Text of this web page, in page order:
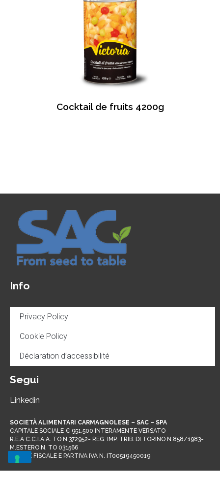
Cocktail de fruits 4200g
Info
Privacy Policy
Cookie Policy
Déclaration d’accessibilité
Segui
Linkedin
SOCIETÀ ALIMENTARI CARMAGNOLESE – SAC – SPA
CAPITALE SOCIALE € 951.500 INTERAMENTE VERSATO
R.E.A C.C.I.A.A. TO N.372952- REG. IMP. TRIB. DI TORINO N.858/1983-
M.ESTERO N. TO 031566
CODICE FISCALE E PARTIVA IVA N. IT00519450019